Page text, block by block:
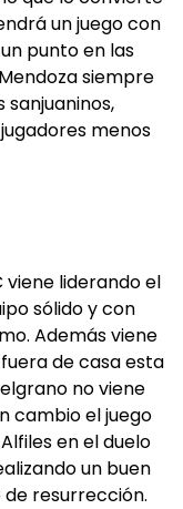
un juego con
punto en las
siempre
menos
viene liderando el
sólido y con
Además viene
de casa esta
no viene
cambio el juego
en el duelo
un buen
resurrección.